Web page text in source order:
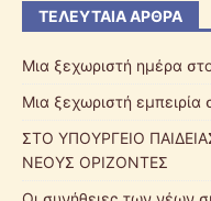
ΤΕΛΕΥΤΑΊΑ ΆΡΘΡΑ
Μια ξεχωριστή ημέρα
Μια ξεχωριστή
ΣΤΟ ΥΠΟΥΡΓΕΙΟ
ΝΕΟΥΣ ΟΡΙΖΟΝΤΕΣ